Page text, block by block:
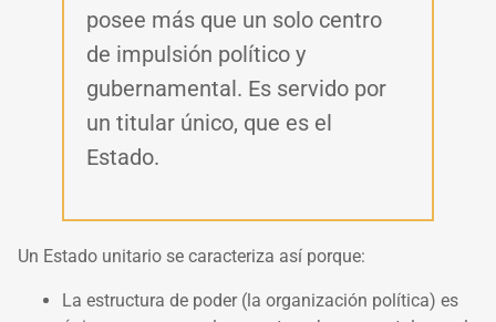
posee más que un solo centro
de impulsión político y
gubernamental. Es servido por
un titular único, que es el
Estado.
Un Estado unitario se caracteriza así porque:
La estructura de poder (la organización política) es